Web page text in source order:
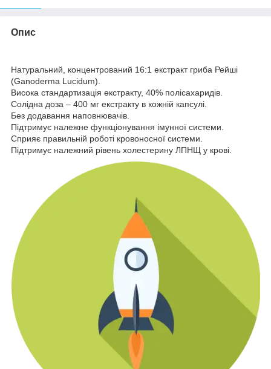
Опис
Натуральний, концентрований 16:1 екстракт гриба Рейші
(Ganoderma Lucidum).
Висока стандартизація екстракту, 40% полісахаридів.
Солідна доза – 400 мг екстракту в кожній капсулі.
Без додавання наповнювачів.
Підтримує належне функціонування імунної системи.
Сприяє правильній роботі кровоносної системи.
Підтримує належний рівень холестерину ЛПНЩ у крові.